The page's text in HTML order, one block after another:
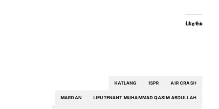
Like this:
AIR CRASH
ISPR
KATLANG
LIEUTENANT MUHAMMAD QASIM ABDULLAH
MARDAN